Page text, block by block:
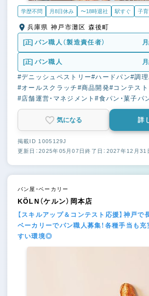
学歴不問 月8日休み 〜18時退社 駅すぐ 子
兵庫県 神戸市灘区 森後町
[正] パン職人（製造責任者）
[正] パン職人
#デニッシュペストリー#ハードパン#調
#オールスクラッチ #商品開発#コンテスト
#店舗運営・マネジメント#食パン・菓子パ
気になる 詳
掲載ID 1005129J
更新日：2025年05月07日終了日：2027年12月31
パン屋・ベーカリー
KÖLN（ケルン）岡本店
【スキルアップ＆コンテスト応援】神戸で
ベーカリーでパン職人募集！各種手当も
すい環境◎